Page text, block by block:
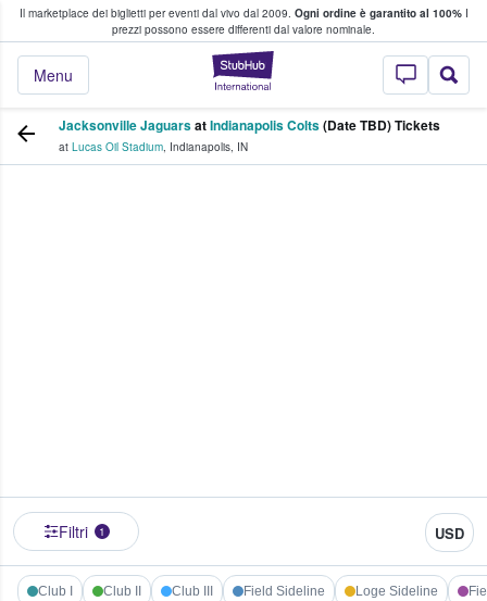
Il marketplace dei biglietti per eventi dal vivo dal 2009. Ogni ordine è garantito al 100%I
prezzi possono essere differenti dal valore nominale.
StubHub - Dove
Menu
fan comprano e vendono biglietti
Jacksonville JaguarsatIndianapolis Colts(Date TBD) Tickets
at Lucas Oil Stadium, Indianapolis, IN
Filtri 1 USD
Club I Club II Club III Field Sideline Loge Sideline